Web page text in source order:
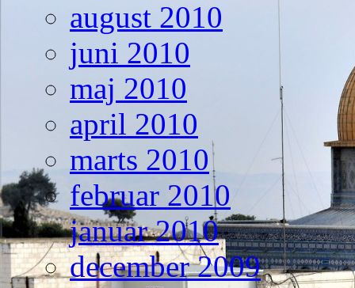
august 2010
juni 2010
maj 2010
april 2010
marts 2010
februar 2010
januar 2010
december 2009